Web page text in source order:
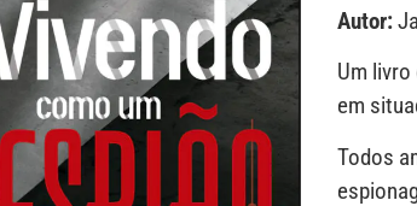
Autor:
Um
em
Todos